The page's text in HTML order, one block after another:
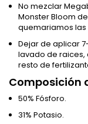
No mezclar
Monster Bloom
quemariamos las
Dejar de aplicar
lavado de
resto de
Composición
50% Fósforo.
31% Potasio.